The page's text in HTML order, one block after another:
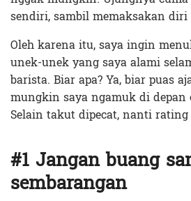
sendiri, sambil memaksakan diri
Oleh karena itu, saya ingin
unek-unek yang saya alami
barista. Biar apa? Ya, biar puas
mungkin saya ngamuk di
Selain takut dipecat, nanti rating
#1 Jangan buang
sembarangan